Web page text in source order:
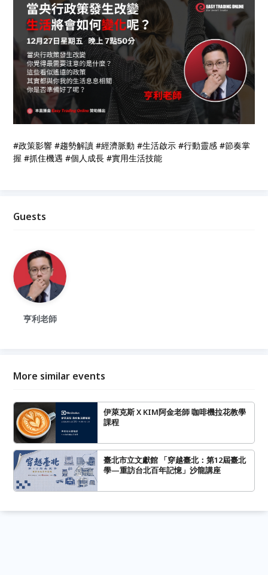
#政策影響 #趨勢解讀 #經濟脈動 #生活啟示 #行動靈感 #節奏掌
握 #抓住機遇 #個人成長 #實用生活技能
Guests
亨利老師
More similar events
伊萊克斯 X KIM阿金老師 咖啡機拉花教學
課程
臺北市立文獻館 「穿越臺北：第12屆臺北
學—重訪台北百年記憶」沙龍講座